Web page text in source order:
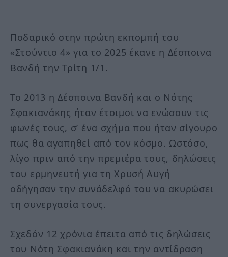
Ποδαρικό στην πρώτη εκπομπή του
«Στούντιο 4» για το 2025 έκανε η Δέσποινα
Βανδή την Τρίτη 1/1.
Το 2013 η Δέσποινα Βανδή και ο Νότης
Σφακιανάκης ήταν έτοιμοι να ενώσουν τις
φωνές τους, σ’ ένα σχήμα που ήταν σίγουρο
πως θα αγαπηθεί από τον κόσμο. Ωστόσο,
λίγο πριν από την πρεμιέρα τους, δηλώσεις
του ερμηνευτή για τη Χρυσή Αυγή
οδήγησαν την συνάδελφό του να ακυρώσει
τη συνεργασία τους.
Σχεδόν 12 χρόνια έπειτα από τις δηλώσεις
του Νότη Σφακιανάκη και την αντίδραση